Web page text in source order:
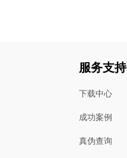
服务支持
下载中心
成功案例
真伪查询